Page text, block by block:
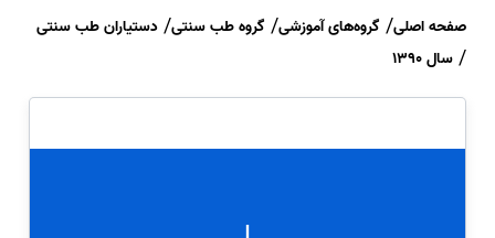
صفحه اصلی گروه‌های آموزشی گروه طب سنتی دستیاران طب سنتی
سال 1390